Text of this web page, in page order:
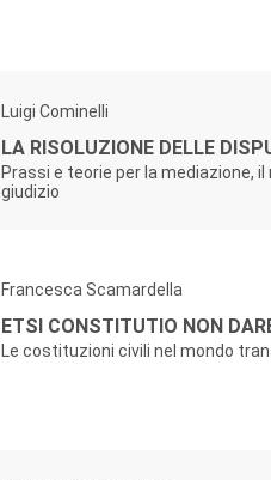
Luigi Cominelli
LA RISOLUZIONE DELLE
Prassi e teorie per la mediazione, il
giudizio
Francesca Scamardella
ETSI CONSTITUTIO NON
Le costituzioni civili nel mondo